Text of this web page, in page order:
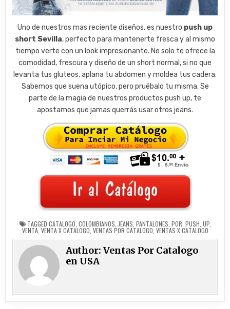
Uno de nuestros mas reciente diseños, es nuestro push up
short Sevilla, perfecto para mantenerte fresca y al mismo
tiempo verte con un look impresionante. No solo te ofrece la
comodidad, frescura y diseño de un short normal, si no que
levanta tus gluteos, aplana tu abdomen y moldea tus cadera.
Sabemos que suena utópico, pero pruébalo tu misma. Se
parte de la magia de nuestros productos push up, te
apostamos que jamas querrás usar otros jeans.
TAGGED CATALOGO COLOMBIANOS JEANS PANTALONES POR PUSH UP,
VENTA, VENTA X CATALOGO VENTAS POR CATALOGO VENTAS X CATALOGO
Author:Ventas Por Catalogo
en USA